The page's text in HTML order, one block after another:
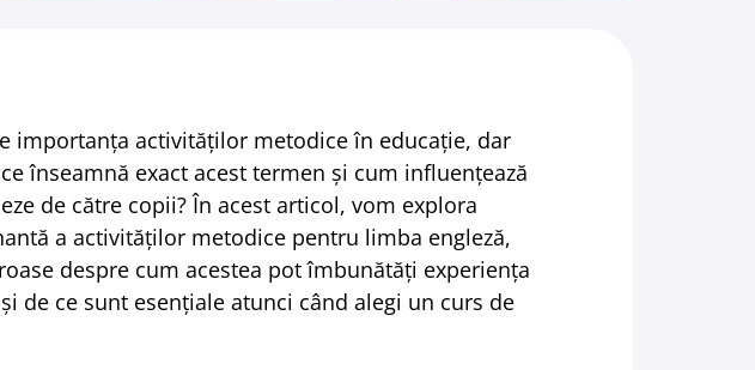
importanța activităților metodice în educație, dar
înseamnă exact acest termen și cum influențează
de către copii? În acest articol, vom explora
a activităților metodice pentru limba engleză,
despre cum acestea pot îmbunătăți experiența
de ce sunt esențiale atunci când alegi un curs de